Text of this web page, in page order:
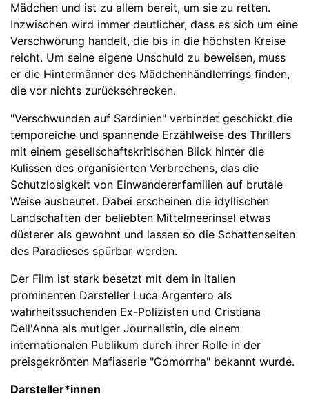
Mädchen und ist zu allem bereit, um sie zu retten.
Inzwischen wird immer deutlicher, dass es sich um eine
Verschwörung handelt, die bis in die höchsten Kreise
reicht. Um seine eigene Unschuld zu beweisen, muss
er die Hintermänner des Mädchenhändlerrings finden,
die vor nichts zurückschrecken.
"Verschwunden auf Sardinien" verbindet geschickt die
temporeiche und spannende Erzählweise des Thrillers
mit einem gesellschaftskritischen Blick hinter die
Kulissen des organisierten Verbrechens, das die
Schutzlosigkeit von Einwandererfamilien auf brutale
Weise ausbeutet. Dabei erscheinen die idyllischen
Landschaften der beliebten Mittelmeerinsel etwas
düsterer als gewohnt und lassen so die Schattenseiten
des Paradieses spürbar werden.
Der Film ist stark besetzt mit dem in Italien
prominenten Darsteller Luca Argentero als
wahrheitssuchenden Ex-Polizisten und Cristiana
Dell'Anna als mutiger Journalistin, die einem
internationalen Publikum durch ihrer Rolle in der
preisgekrönten Mafiaserie "Gomorrha" bekannt wurde.
Darsteller*innen